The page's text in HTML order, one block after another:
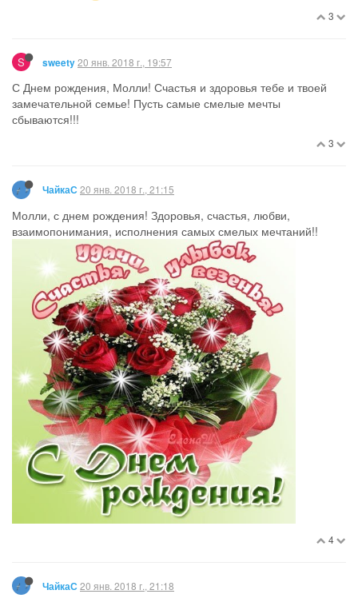
3
S sweety20 янв. 2018 г., 19:57
С Днем рождения, Молли! Счастья и здоровья тебе и твоей
замечательной семье! Пусть самые смелые мечты
сбываются!!!
3
ЧайкаС20 янв. 2018 г., 21:15
Молли, с днем рождения! Здоровья, счастья, любви,
взаимопонимания, исполнения самых смелых мечтаний!!
4
ЧайкаС20 янв. 2018 г., 21:18